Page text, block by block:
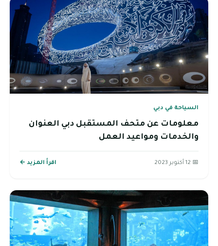
السياحة في دبي
معلومات عن متحف المستقبل دبي العنوان
والخدمات ومواعيد العمل
📅 12 أكتوبر 2023 اقرأ المزيد ←